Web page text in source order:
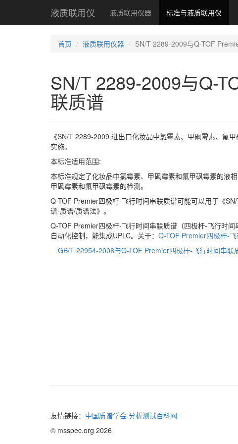
液质联用仪 液质联用仪器 标准与液质联用仪
首页 液质联用仪器 SN/T 2289-2009与Q-TOF
SN/T 2289-2009与Q-
联质谱
《SN/T 2289-2009 进出口化妆品中氯霉素、甲砜霉素、氟
实施。
本标准适用范围:
本标准规定了化妆品中氯霉素、甲砜霉素和氟甲砜霉素的液
甲砜霉素和氟甲砜霉素的检测。
Q-TOF Premier四极杆-飞行时间串联质谱可能可以用于《
谱-质谱/质谱法》。
Q-TOF Premier四极杆-飞行时间串联质谱（四极杆-飞行时
自动化控制，能集成UPLC。关于： Q-TOF Premier四极杆-
GB/T 22954-2008与Q-TOF Premier四极杆-飞行时间串联
友情链接： 中国质谱学会 分析测试百科网
© msspec.org 2026